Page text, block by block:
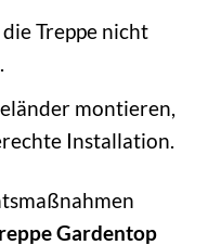
Treppe nicht
montieren,
Installation.
Gardentop